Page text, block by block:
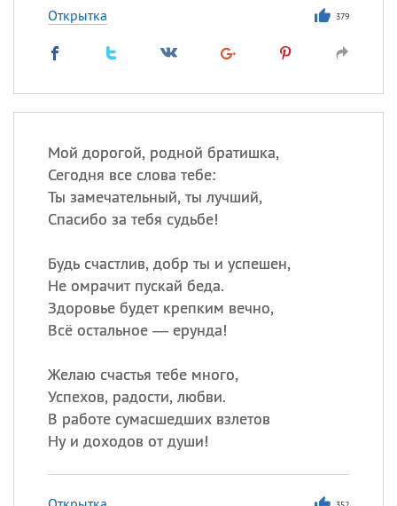
Открытка 379
Мой дорогой, родной братишка,
Сегодня все слова тебе:
Ты замечательный, ты лучший,
Спасибо за тебя судьбе!
Будь счастлив, добр ты и успешен,
Не омрачит пускай беда.
Здоровье будет крепким вечно,
Всё остальное — ерунда!
Желаю счастья тебе много,
Успехов, радости, любви.
В работе сумасшедших взлетов
Ну и доходов от души!